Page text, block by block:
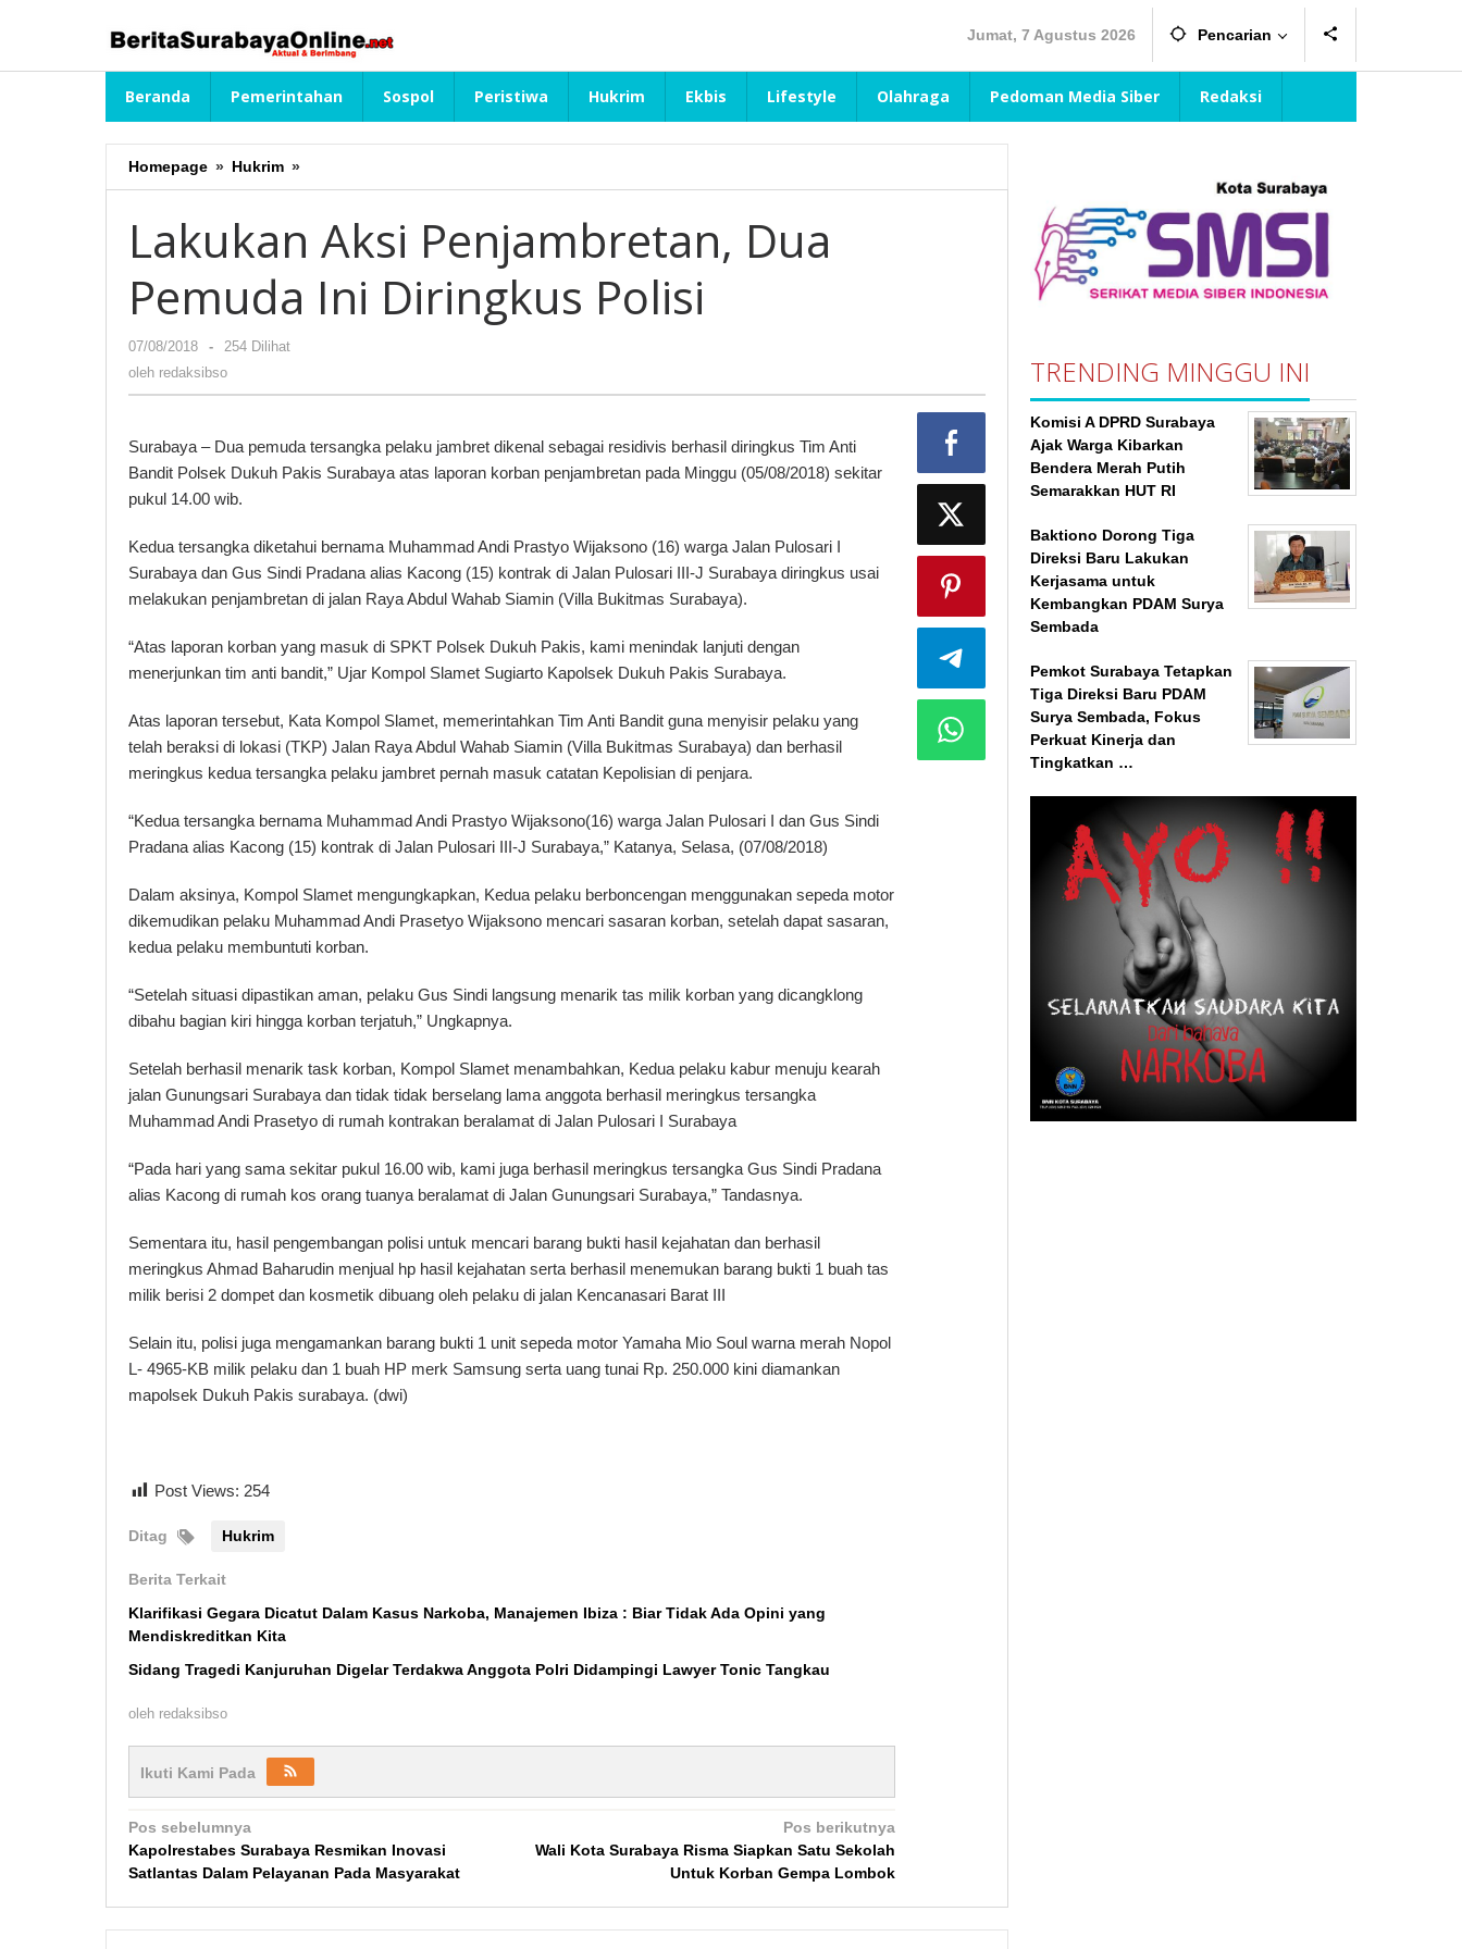
Jumat, 7 Agustus 2026 Pencarian
Beranda Pemerintahan Sospol Peristiwa Hukrim Ekbis Lifestyle Olahraga Pedoman Media Siber Redaksi
Homepage » Hukrim »
Aksi
Dua
Pemuda
Ini
Diringkus
Lakukan Aksi Penjambretan, Dua
Pemuda Ini Diringkus Polisi
07/08/2018
oleh
redaksibso
-
254 Dilihat
oleh redaksibso
Surabaya – Dua pemuda tersangka pelaku jambret dikenal sebagai residivis berhasil diringkus Tim Anti
Bandit Polsek Dukuh Pakis Surabaya atas laporan korban penjambretan pada Minggu (05/08/2018) sekitar
pukul 14.00 wib.
Kedua tersangka diketahui bernama Muhammad Andi Prastyo Wijaksono (16) warga Jalan Pulosari I
Surabaya dan Gus Sindi Pradana alias Kacong (15) kontrak di Jalan Pulosari III-J Surabaya diringkus usai
melakukan penjambretan di jalan Raya Abdul Wahab Siamin (Villa Bukitmas Surabaya).
“Atas laporan korban yang masuk di SPKT Polsek Dukuh Pakis, kami menindak lanjuti dengan
menerjunkan tim anti bandit,” Ujar Kompol Slamet Sugiarto Kapolsek Dukuh Pakis Surabaya.
Atas laporan tersebut, Kata Kompol Slamet, memerintahkan Tim Anti Bandit guna menyisir pelaku yang
telah beraksi di lokasi (TKP) Jalan Raya Abdul Wahab Siamin (Villa Bukitmas Surabaya) dan berhasil
meringkus kedua tersangka pelaku jambret pernah masuk catatan Kepolisian di penjara.
“Kedua tersangka bernama Muhammad Andi Prastyo Wijaksono(16) warga Jalan Pulosari I dan Gus Sindi
Pradana alias Kacong (15) kontrak di Jalan Pulosari III-J Surabaya,” Katanya, Selasa, (07/08/2018)
Dalam aksinya, Kompol Slamet mengungkapkan, Kedua pelaku berboncengan menggunakan sepeda motor
dikemudikan pelaku Muhammad Andi Prasetyo Wijaksono mencari sasaran korban, setelah dapat sasaran,
kedua pelaku membuntuti korban.
“Setelah situasi dipastikan aman, pelaku Gus Sindi langsung menarik tas milik korban yang dicangklong
dibahu bagian kiri hingga korban terjatuh,” Ungkapnya.
Setelah berhasil menarik task korban, Kompol Slamet menambahkan, Kedua pelaku kabur menuju kearah
jalan Gunungsari Surabaya dan tidak tidak berselang lama anggota berhasil meringkus tersangka
Muhammad Andi Prasetyo di rumah kontrakan beralamat di Jalan Pulosari I Surabaya
“Pada hari yang sama sekitar pukul 16.00 wib, kami juga berhasil meringkus tersangka Gus Sindi Pradana
alias Kacong di rumah kos orang tuanya beralamat di Jalan Gunungsari Surabaya,” Tandasnya.
Sementara itu, hasil pengembangan polisi untuk mencari barang bukti hasil kejahatan dan berhasil
meringkus Ahmad Baharudin menjual hp hasil kejahatan serta berhasil menemukan barang bukti 1 buah tas
milik berisi 2 dompet dan kosmetik dibuang oleh pelaku di jalan Kencanasari Barat III
Selain itu, polisi juga mengamankan barang bukti 1 unit sepeda motor Yamaha Mio Soul warna merah Nopol
L- 4965-KB milik pelaku dan 1 buah HP merk Samsung serta uang tunai Rp. 250.000 kini diamankan
mapolsek Dukuh Pakis surabaya. (dwi)
Post Views: 254
Ditag Hukrim
Berita Terkait
Klarifikasi Gegara Dicatut Dalam Kasus Narkoba, Manajemen Ibiza : Biar Tidak Ada Opini yang
Mendiskreditkan Kita
Sidang Tragedi Kanjuruhan Digelar Terdakwa Anggota Polri Didampingi Lawyer Tonic Tangkau
oleh redaksibso
Ikuti Kami Pada
Navigasi
pos
Pos sebelumnya
Kapolrestabes Surabaya Resmikan Inovasi
Satlantas Dalam Pelayanan Pada Masyarakat
Pos berikutnya
Wali Kota Surabaya Risma Siapkan Satu Sekolah
Untuk Korban Gempa Lombok
TRENDING MINGGU INI
Komisi A DPRD Surabaya
Ajak Warga Kibarkan
Bendera Merah Putih
Semarakkan HUT RI
Baktiono Dorong Tiga
Direksi Baru Lakukan
Kerjasama untuk
Kembangkan PDAM Surya
Sembada
Pemkot Surabaya Tetapkan
Tiga Direksi Baru PDAM
Surya Sembada, Fokus
Perkuat Kinerja dan
Tingkatkan …